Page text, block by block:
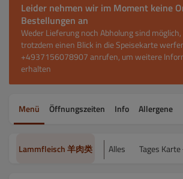
Leider nehmen wir im Moment keine
Bestellungen an
Weder Lieferung noch Abholung sind
trotzdem einen Blick in die Speisekarte
+4937156078907 anrufen, um weitere
erhalten
Menü Öffnungszeiten Info Allergene
Lammfleisch 羊肉类 Alles Tages